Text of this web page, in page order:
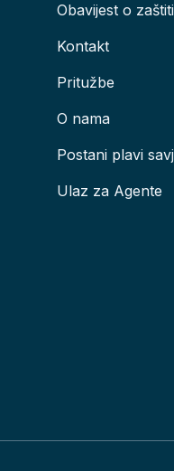
Obavijest o
Kontakt
Pritužbe
O nama
Postani plavi
Ulaz za Agente